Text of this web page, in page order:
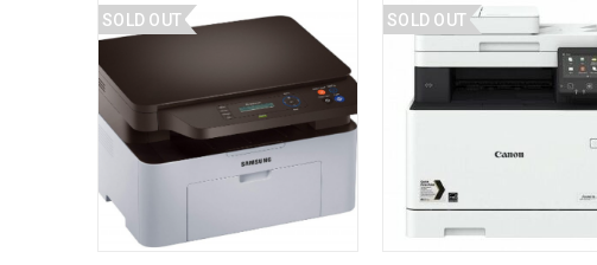
SOLD OUT SOLD OUT